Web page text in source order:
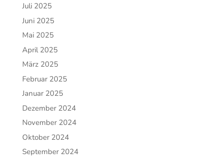
Juli 2025
Juni 2025
Mai 2025
April 2025
März 2025
Februar 2025
Januar 2025
Dezember 2024
November 2024
Oktober 2024
September 2024